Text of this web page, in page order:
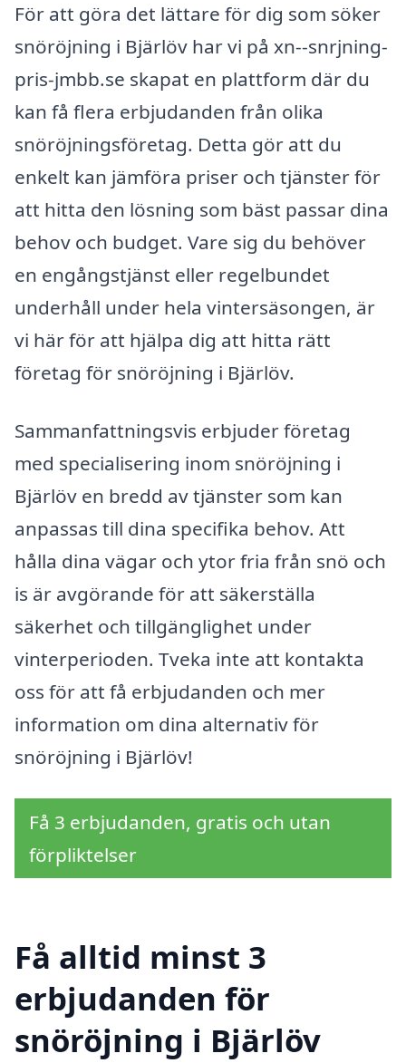
För att göra det lättare för dig som söker
snöröjning i Bjärlöv har vi på xn--snrjning-
pris-jmbb.se skapat en plattform där du
kan få flera erbjudanden från olika
snöröjningsföretag. Detta gör att du
enkelt kan jämföra priser och tjänster för
att hitta den lösning som bäst passar dina
behov och budget. Vare sig du behöver
en engångstjänst eller regelbundet
underhåll under hela vintersäsongen, är
vi här för att hjälpa dig att hitta rätt
företag för snöröjning i Bjärlöv.
Sammanfattningsvis erbjuder företag
med specialisering inom snöröjning i
Bjärlöv en bredd av tjänster som kan
anpassas till dina specifika behov. Att
hålla dina vägar och ytor fria från snö och
is är avgörande för att säkerställa
säkerhet och tillgänglighet under
vinterperioden. Tveka inte att kontakta
oss för att få erbjudanden och mer
information om dina alternativ för
snöröjning i Bjärlöv!
Få 3 erbjudanden, gratis och utan
förpliktelser
Få alltid minst 3
erbjudanden för
snöröjning i Bjärlöv